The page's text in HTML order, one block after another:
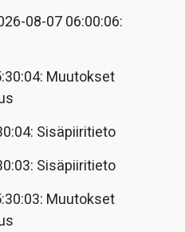
08-07 06:00:06:
Muutokset
Sisäpiiritieto
Sisäpiiritieto
Muutokset